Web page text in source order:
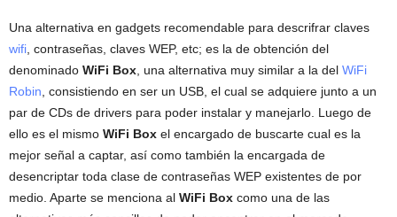
Una alternativa en gadgets recomendable para descrifrar claves
wifi , contraseñas, claves WEP, etc; es la de obtención del
denominado WiFi Box , una alternativa muy similar a la del WiFi
Robin , consistiendo en ser un USB, el cual se adquiere junto a un
par de CDs de drivers para poder instalar y manejarlo. Luego de
ello es el mismo WiFi Box el encargado de buscarte cual es la
mejor señal a captar, así como también la encargada de
desencriptar toda clase de contraseñas WEP existentes de por
medio. Aparte se menciona al WiFi Box como una de las